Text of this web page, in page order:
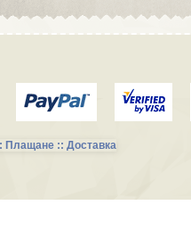
Плащане :: Доставка